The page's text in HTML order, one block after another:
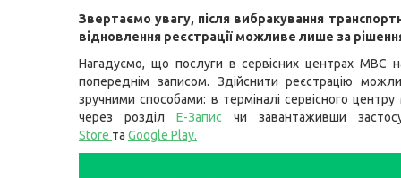
Звертаємо увагу, після вибракування
відновлення реєстрації можливе лише за
Нагадуємо, що послуги в сервісних центрах МВС
попереднім записом. Здійснити реєстрацію
зручними способами: в терміналі сервісного
через розділ Е-Запис
чи завантаживши
Store та Google Play.